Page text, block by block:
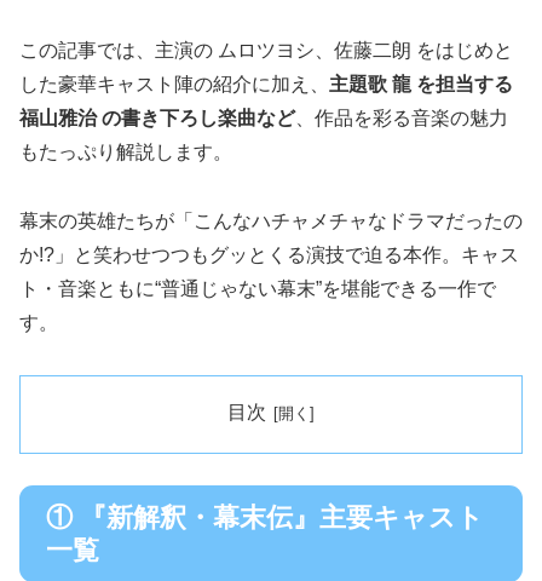
この記事では、主演の ムロツヨシ、佐藤二朗 をはじめと
した豪華キャスト陣の紹介に加え、 主題歌 龍 を担当する
福山雅治 の書き下ろし楽曲など、作品を彩る音楽の魅力
もたっぷり解説します。
幕末の英雄たちが「こんなハチャメチャなドラマだったの
か!?」と笑わせつつもグッとくる演技で迫る本作。キャス
ト・音楽ともに“普通じゃない幕末”を堪能できる一作で
す。
目次
① 『新解釈・幕末伝』主要キャスト
一覧